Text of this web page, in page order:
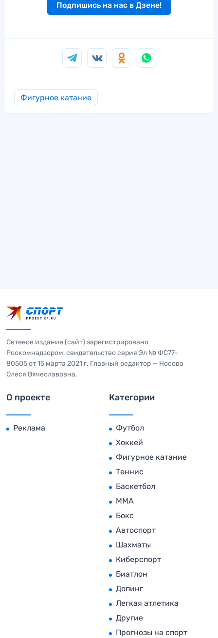
Подпишись на нас в Дзене!
Фигурное катание
Сетевое издание (сайт) зарегистрировано
Роскомнадзором, свидетельство серия Эл № ФС77-
80505 от 15 марта 2021 г. Главный редактор — Носова
Олеся Вячеславовна.
О проекте
Реклама
Категории
Футбол
Хоккей
Фигурное катание
Теннис
Баскетбол
MMA
Бокс
Автоспорт
Шахматы
Киберспорт
Биатлон
Допинг
Легкая атлетика
Другие
Прогнозы на спорт